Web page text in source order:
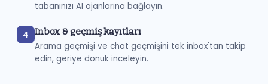
tabanınızı AI ajanlarına bağlayın.
4 Inbox & geçmiş kayıtları
Arama geçmişi ve chat geçmişini tek inbox'tan takip
edin, geriye dönük inceleyin.